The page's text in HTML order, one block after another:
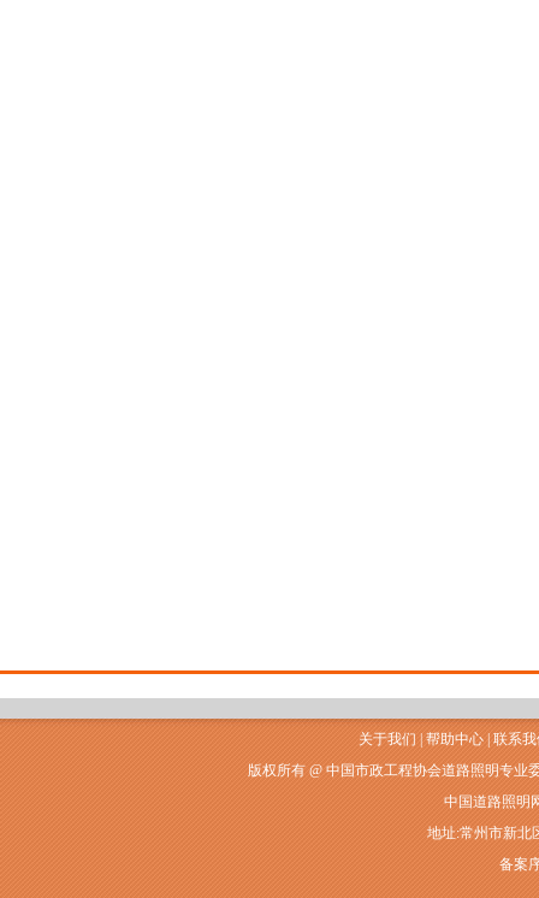
关于我们 帮助中心 联系
版权所有 @ 中国市政工程协会道路照明专
中国道路照明
地址:常州市新北
备案